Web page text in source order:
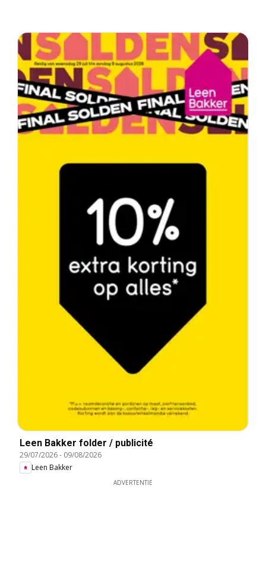
Leen Bakker folder / publicité
29/07/2026- 09/08/2026
Leen Bakker
ADVERTENTIE